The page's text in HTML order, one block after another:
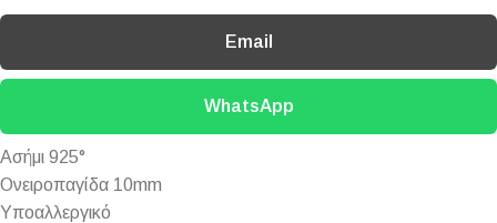
Email
WhatsApp
Ασήμι 925°
Ονειροπαγίδα 10mm
Υποαλλεργικό